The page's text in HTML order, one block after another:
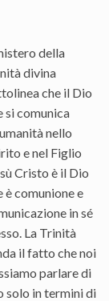
della
divina
che il Dio
si comunica
nello
e nel Figlio
Cristo è il Dio
è comunione e
in sé
La Trinità
il fatto che noi
parlare di
solo in termini di